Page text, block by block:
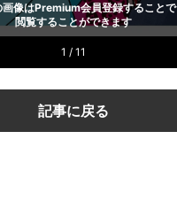
画像はPremium会員登録することで
閲覧することができます
1 / 11
記事に戻る